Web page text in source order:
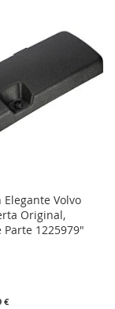
Elegante Volvo
Original,
1225979"
€